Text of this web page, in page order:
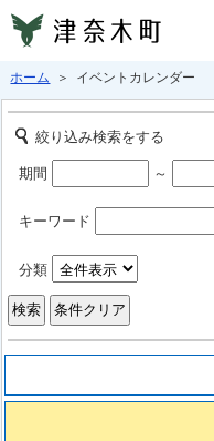
ホーム ＞ イベントカレンダー
絞り込み検索をする
期間 ～
キーワード
分類